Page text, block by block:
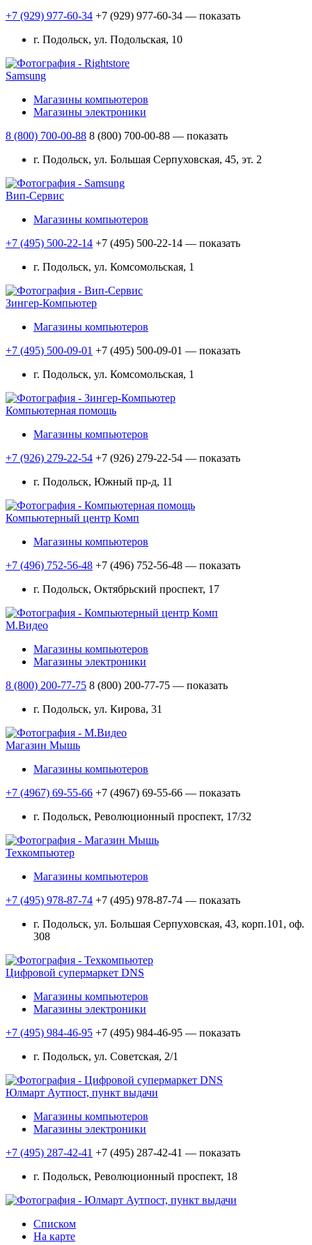
+7 (929) 977-60-34 +7 (929) 977-60-34 — показать
г. Подольск, ул. Подольская, 10
Samsung
Магазины компьютеров
Магазины электроники
8 (800) 700-00-88 8 (800) 700-00-88 — показать
г. Подольск, ул. Большая Серпуховская, 45, эт. 2
Вип-Сервис
Магазины компьютеров
+7 (495) 500-22-14 +7 (495) 500-22-14 — показать
г. Подольск, ул. Комсомольская, 1
Зингер-Компьютер
Магазины компьютеров
+7 (495) 500-09-01 +7 (495) 500-09-01 — показать
г. Подольск, ул. Комсомольская, 1
Компьютерная помощь
Магазины компьютеров
+7 (926) 279-22-54 +7 (926) 279-22-54 — показать
г. Подольск, Южный пр-д, 11
Компьютерный центр Комп
Магазины компьютеров
+7 (496) 752-56-48 +7 (496) 752-56-48 — показать
г. Подольск, Октябрьский проспект, 17
М.Видео
Магазины компьютеров
Магазины электроники
8 (800) 200-77-75 8 (800) 200-77-75 — показать
г. Подольск, ул. Кирова, 31
Магазин Мышь
Магазины компьютеров
+7 (4967) 69-55-66 +7 (4967) 69-55-66 — показать
г. Подольск, Революционный проспект, 17/32
Техкомпьютер
Магазины компьютеров
+7 (495) 978-87-74 +7 (495) 978-87-74 — показать
г. Подольск, ул. Большая Серпуховская, 43, корп.101, оф.
308
Цифровой супермаркет DNS
Магазины компьютеров
Магазины электроники
+7 (495) 984-46-95 +7 (495) 984-46-95 — показать
г. Подольск, ул. Советская, 2/1
Юлмарт Аутпост, пункт выдачи
Магазины компьютеров
Магазины электроники
+7 (495) 287-42-41 +7 (495) 287-42-41 — показать
г. Подольск, Революционный проспект, 18
Списком
На карте